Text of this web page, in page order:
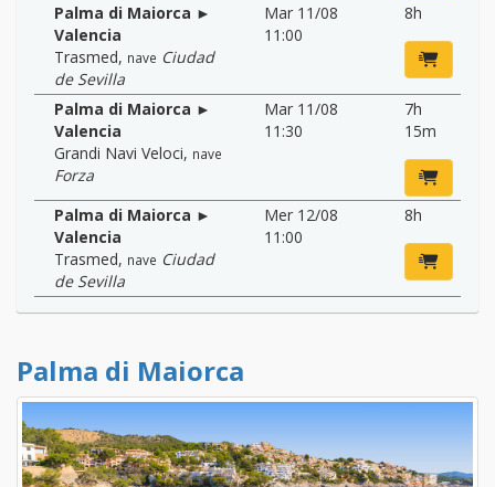
Palma di Maiorca ►
Valencia
Trasmed, nave Ciudad
de Sevilla
Mar 11/08
11:00
8h
Palma di Maiorca ►
Valencia
Grandi Navi Veloci, nave
Forza
Mar 11/08
11:30
7h
15m
Palma di Maiorca ►
Valencia
Trasmed, nave Ciudad
de Sevilla
Mer 12/08
11:00
8h
Palma di Maiorca